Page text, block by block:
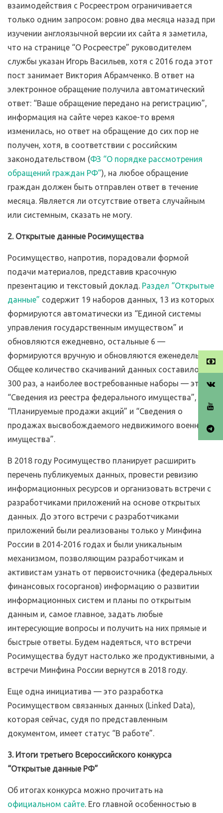
взаимодействия с Росреестром ограничивается
только одним запросом: ровно два месяца назад при
изучении англоязычной версии их сайта я заметила,
что на странице “О Росреестре” руководителем
службы указан Игорь Васильев, хотя с 2016 года этот
пост занимает Виктория Абрамченко. В ответ на
электронное обращение получила автоматический
ответ: “Ваше обращение передано на регистрацию”,
информация на сайте через какое-то время
изменилась, но ответ на обращение до сих пор не
получен, хотя, в соответствии с российским
законодательством (ФЗ “О порядке рассмотрения
обращений граждан РФ”), на любое обращение
граждан должен быть отправлен ответ в течение
месяца. Является ли отсутствие ответа случайным
или системным, сказать не могу.
2. Открытые данные Росимущества
Росимущество, напротив, порадовали формой
подачи материалов, представив красочную
презентацию и текстовый доклад. Раздел “Открытые
данные” содержит 19 наборов данных, 13 из которых
формируются автоматически из “Единой системы
управления государственным имуществом” и
обновляются ежедневно, остальные 6 —
формируются вручную и обновляются еженедельно.
Общее количество скачиваний данных составило 12
300 раз, а наиболее востребованные наборы — это
“Сведения из реестра федерального имущества”,
“Планируемые продажи акций” и “Сведения о
продажах высвобождаемого недвижимого военного
имущества”.
В 2018 году Росимущество планирует расширить
перечень публикуемых данных, провести ревизию
информационных ресурсов и организовать встречи с
разработчиками приложений на основе открытых
данных. До этого встречи с разработчиками
приложений были реализованы только у Минфина
России в 2014-2016 годах и были уникальным
механизмом, позволяющим разработчикам и
активистам узнать от первоисточника (федеральных
финансовых госорганов) информацию о развитии
информационных систем и планы по открытым
данным и, самое главное, задать любые
интересующие вопросы и получить на них прямые и
быстрые ответы. Будем надеяться, что встречи
Росимущества будут настолько же продуктивными, а
встречи Минфина России вернутся в 2018 году.
Еще одна инициатива — это разработка
Росимуществом связанных данных (Linked Data),
которая сейчас, судя по представленным
документом, имеет статус “В работе”.
3. Итоги третьего Всероссийского конкурса
“Открытые данные РФ”
Об итогах конкурса можно прочитать на
официальном сайте. Его главной особенностью в